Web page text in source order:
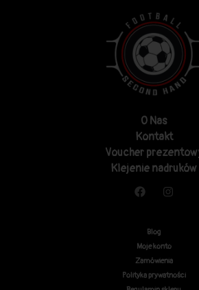
O Nas
Kontakt
Voucher
Klejenie nadruków
Blog
Moje konto
Zamówienia
Polityka prywatności